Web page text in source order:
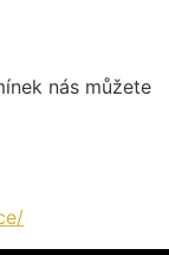
nás můžete